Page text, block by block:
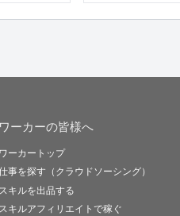
ワーカーの皆様へ
ワーカートップ
事を探す（クラウドソーシング）
スキルを出品する
スキルアフィリエイトで稼ぐ